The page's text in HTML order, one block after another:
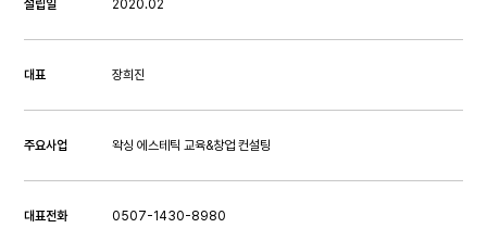
설립일 2020.02
대표 장희진
주요사업 왁싱 에스테틱 교육&창업 컨설팅
대표전화 0507-1430-8980